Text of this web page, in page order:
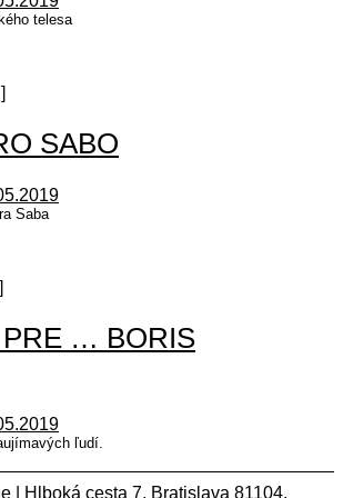
telesa
SABO
Saba
PRE … BORIS
ľudí.
| Hlboká cesta 7, Bratislava 81104,